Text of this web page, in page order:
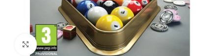
Click to enlarge